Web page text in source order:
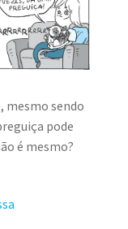
mesmo sendo
pode
é mesmo?